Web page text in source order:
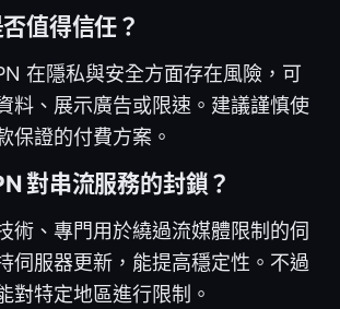
值得信任？
在隱私與安全方面存在風險，可
料、展示廣告或限速。建議謹慎使
保證的付費方案。
對串流服務的封鎖？
術、專門用於繞過流媒體限制的伺
伺服器更新，能提高穩定性。不過
對特定地區進行限制。